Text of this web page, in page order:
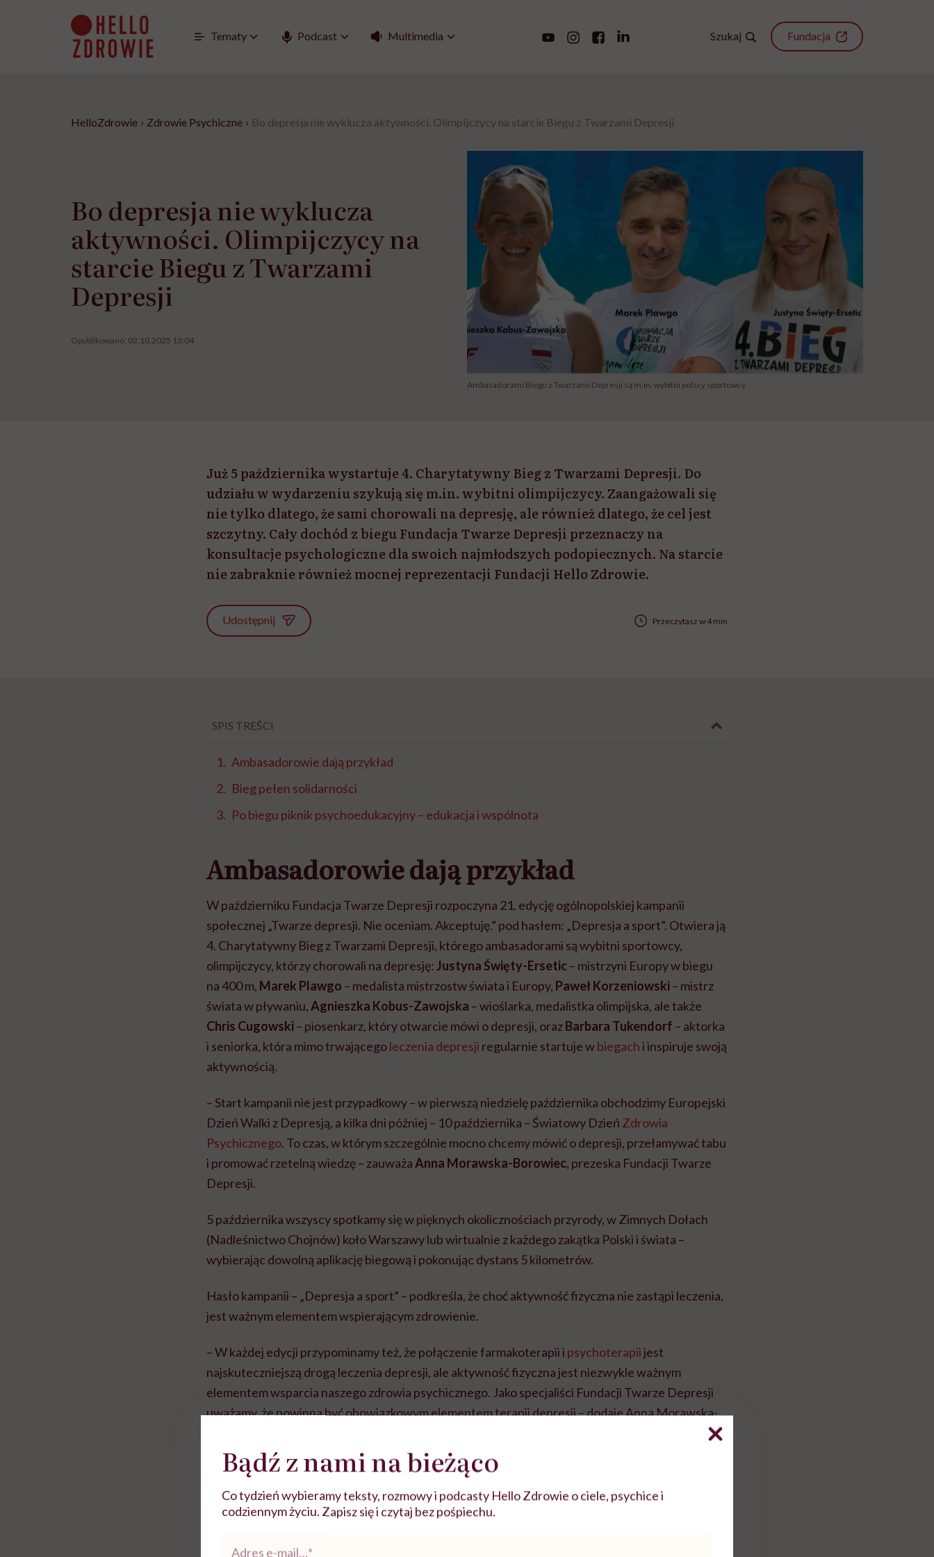
Tematy Podcast Multimedia Szukaj Fundacja
HelloZdrowie › Zdrowie Psychiczne › Bo depresja nie wyklucza aktywności. Olimpijczycy na starcie Biegu z Twarzami Depresji
Bo depresja nie wyklucza
aktywności. Olimpijczycy na
starcie Biegu z Twarzami
Depresji
Opublikowano: 02.10.2025 13:04
Ambasadorami Biegu z Twarzami Depresji są m.in. wybitni polscy sportowcy
Już 5 października wystartuje 4. Charytatywny Bieg z Twarzami Depresji. Do
udziału w wydarzeniu szykują się m.in. wybitni olimpijczycy. Zaangażowali się
nie tylko dlatego, że sami chorowali na depresję, ale również dlatego, że cel jest
szczytny. Cały dochód z biegu Fundacja Twarze Depresji przeznaczy na
konsultacje psychologiczne dla swoich najmłodszych podopiecznych. Na starcie
nie zabraknie również mocnej reprezentacji Fundacji Hello Zdrowie.
Udostępnij Przeczytasz w 4 min
SPIS TREŚCI
Ambasadorowie dają przykład
Bieg pełen solidarności
Po biegu piknik psychoedukacyjny – edukacja i wspólnota
Ambasadorowie dają przykład
W październiku Fundacja Twarze Depresji rozpoczyna 21. edycję ogólnopolskiej kampanii
społecznej „Twarze depresji. Nie oceniam. Akceptuję.” pod hasłem: „Depresja a sport”. Otwiera ją
4. Charytatywny Bieg z Twarzami Depresji, którego ambasadorami są wybitni sportowcy,
olimpijczycy, którzy chorowali na depresję: Justyna Święty-Ersetic– mistrzyni Europy w biegu
na 400 m, Marek Plawgo – medalista mistrzostw świata i Europy, Paweł Korzeniowski – mistrz
świata w pływaniu,Agnieszka Kobus-Zawojska – wioślarka, medalistka olimpijska, ale także
Chris Cugowski – piosenkarz, który otwarcie mówi o depresji, orazBarbara Tukendorf – aktorka
i seniorka, która mimo trwającegoleczenia depresji regularnie startuje wbiegachi inspiruje swoją
aktywnością.
– Start kampanii nie jest przypadkowy – w pierwszą niedzielę października obchodzimy Europejski
Dzień Walki z Depresją, a kilka dni później – 10 października – Światowy Dzień Zdrowia
Psychicznego. To czas, w którym szczególnie mocno chcemy mówić o depresji, przełamywać tabu
i promować rzetelną wiedzę – zauważaAnna Morawska-Borowiec, prezeska Fundacji Twarze
Depresji.
5 października wszyscy spotkamy się w pięknych okolicznościach przyrody, w Zimnych Dołach
(Nadleśnictwo Chojnów) koło Warszawy lub wirtualnie z każdego zakątka Polski i świata –
wybierając dowolną aplikację biegową i pokonując dystans 5 kilometrów.
Hasło kampanii – „Depresja a sport” – podkreśla, że choć aktywność fizyczna nie zastąpi leczenia,
jest ważnym elementem wspierającym zdrowienie.
– W każdej edycji przypominamy też, że połączenie farmakoterapii i psychoterapiijest
najskuteczniejszą drogą leczenia depresji, ale aktywność fizyczna jest niezwykle ważnym
elementem wsparcia naszego zdrowia psychicznego. Jako specjaliści Fundacji Twarze Depresji
uważamy, że powinna być obowiązkowym elementem terapii depresji – dodaje Anna Morawska-
Rolki
Bądź z nami na bieżąco
Co tydzień wybieramy teksty, rozmowy i podcasty Hello Zdrowie o ciele, psychice i
codziennym życiu. Zapisz się i czytaj bez pośpiechu.